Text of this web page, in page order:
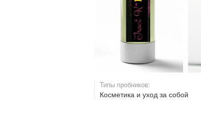
Типы пробников:
Косметика и уход за собой